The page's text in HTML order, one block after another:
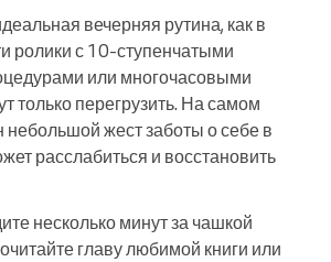
вечерняя рутина, как в
ролики с 10-ступенчатыми
или многочасовыми
только перегрузить. На самом
небольшой жест заботы о себе в
расслабиться и восстановить
несколько минут за чашкой
главу любимой книги или